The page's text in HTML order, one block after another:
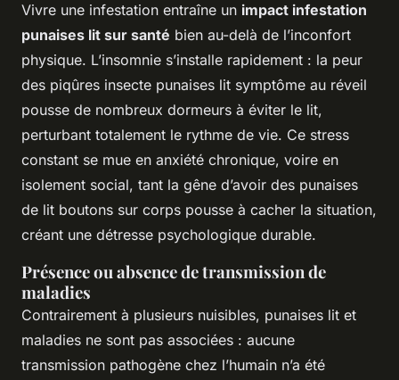
Vivre une infestation entraîne un impact infestation
punaises lit sur santé bien au-delà de l’inconfort
physique. L’insomnie s’installe rapidement : la peur
des piqûres insecte punaises lit symptôme au réveil
pousse de nombreux dormeurs à éviter le lit,
perturbant totalement le rythme de vie. Ce stress
constant se mue en anxiété chronique, voire en
isolement social, tant la gêne d’avoir des punaises
de lit boutons sur corps pousse à cacher la situation,
créant une détresse psychologique durable.
Présence ou absence de transmission de
maladies
Contrairement à plusieurs nuisibles, punaises lit et
maladies ne sont pas associées : aucune
transmission pathogène chez l’humain n’a été